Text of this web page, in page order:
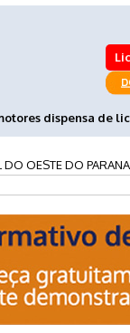
dispensa de
DO OESTE DO PARANA